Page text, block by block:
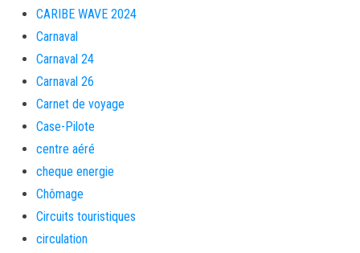
CARIBE WAVE 2024
Carnaval
Carnaval 24
Carnaval 26
Carnet de voyage
Case-Pilote
centre aéré
cheque energie
Chômage
Circuits touristiques
circulation